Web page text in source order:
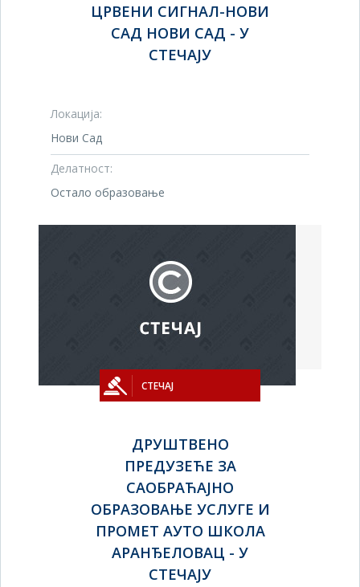
ЦРВЕНИ СИГНАЛ-НОВИ
САД НОВИ САД - У
СТЕЧАЈУ
Локација:
Нови Сад
Делатност:
Остало образовање
СТЕЧАЈ
ДРУШТВЕНО
ПРЕДУЗЕЋЕ ЗА
САОБРАЋАЈНО
ОБРАЗОВАЊЕ УСЛУГЕ И
ПРОМЕТ АУТО ШКОЛА
АРАНЂЕЛОВАЦ - У
СТЕЧАЈУ